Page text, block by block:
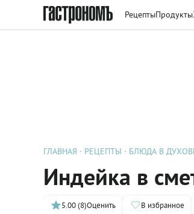
РецептыПродукты
ГЛАВНАЯ РЕЦЕПТЫ БЛЮДА В
Индейка в
5.00 (8)Оценить В избранное